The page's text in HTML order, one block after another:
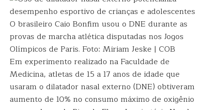
O brasileiro Caio Bonfim usou o DNE durante as
provas de marcha atlética disputadas nos Jogos
Olímpicos de Paris. Foto: Miriam Jeske | COB
Em experimento realizado na Faculdade de
Medicina, atletas de 15 a 17 anos de idade que
usaram o dilatador nasal externo (DNE) obtiveram
aumento de 10% no consumo máximo de oxigênio